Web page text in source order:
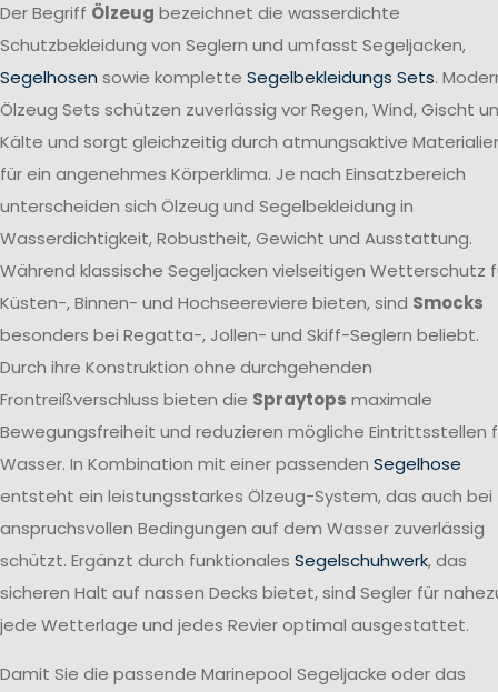
Der Begriff Ölzeug bezeichnet die wasserdichte
Schutzbekleidung von Seglern und umfasst Segeljacken,
Segelhosen sowie komplette Segelbekleidungs Sets.
Ölzeug Sets schützen zuverlässig vor Regen, Wind, Gischt
Kälte und sorgt gleichzeitig durch atmungsaktive
für ein angenehmes Körperklima. Je nach Einsatzbereich
unterscheiden sich Ölzeug und Segelbekleidung in
Wasserdichtigkeit, Robustheit, Gewicht und Ausstattung.
Während klassische Segeljacken vielseitigen Wetterschutz
Küsten-, Binnen- und Hochseereviere bieten, sind Smocks
besonders bei Regatta-, Jollen- und Skiff-Seglern beliebt.
Durch ihre Konstruktion ohne durchgehenden
Frontreißverschluss bieten die Spraytops maximale
Bewegungsfreiheit und reduzieren mögliche Eintrittsstellen
Wasser. In Kombination mit einer passenden Segelhose
entsteht ein leistungsstarkes Ölzeug-System, das auch bei
anspruchsvollen Bedingungen auf dem Wasser zuverlässig
schützt. Ergänzt durch funktionales Segelschuhwerk, das
sicheren Halt auf nassen Decks bietet, sind Segler für
jede Wetterlage und jedes Revier optimal ausgestattet.
Damit Sie die passende Marinepool Segeljacke oder das